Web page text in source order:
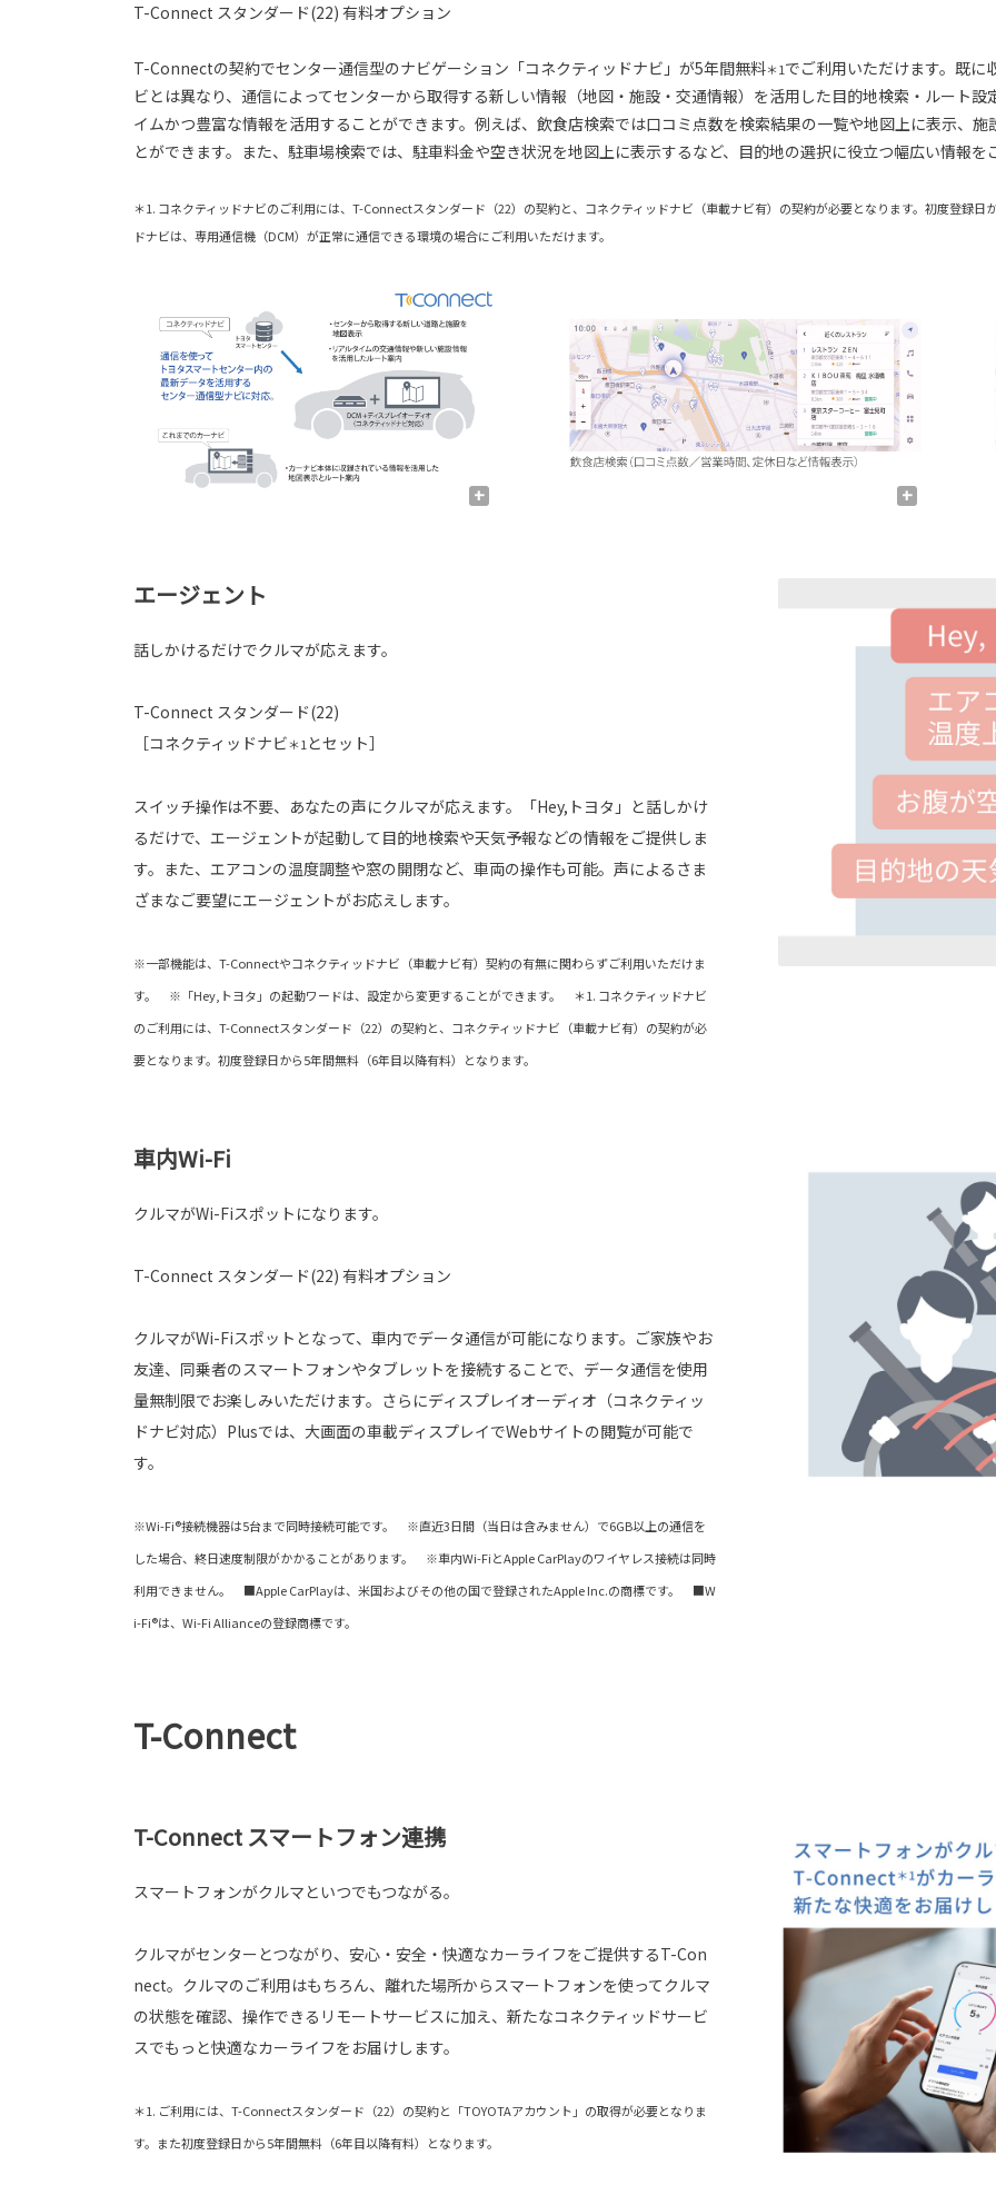
T-Connect スタンダード(22) 有料オプション
T-Connectの契約でセンター通信型のナビゲーション「コネクティッドナビ」が5年間無料＊1でご利用いただけます。既に
ビとは異なり、通信によってセンターから取得する新しい情報（地図・施設・交通情報）を活用した目的地検索・ルート設
イムかつ豊富な情報を活用することができます。例えば、飲食店検索では口コミ点数を検索結果の一覧や地図上に表示、
とができます。また、駐車場検索では、駐車料金や空き状況を地図上に表示するなど、目的地の選択に役立つ幅広い情報を
＊1. コネクティッドナビのご利用には、T-Connectスタンダード（22）の契約と、コネクティッドナビ（車載ナビ有）の契約が必要となります。初度登録
ドナビは、専用通信機（DCM）が正常に通信できる環境の場合にご利用いただけます。
+ +
エージェント
話しかけるだけでクルマが応えます。
T-Connect スタンダード(22)
［コネクティッドナビ＊1 とセット］
スイッチ操作は不要、あなたの声にクルマが応えます。「Hey,トヨタ」と話しかけ
るだけで、エージェントが起動して目的地検索や天気予報などの情報をご提供しま
す。また、エアコンの温度調整や窓の開閉など、車両の操作も可能。声によるさま
ざまなご要望にエージェントがお応えします。
※一部機能は、T-Connectやコネクティッドナビ（車載ナビ有）契約の有無に関わらずご利用いただけま
す。 ※「Hey,トヨタ」の起動ワードは、設定から変更することができます。 ＊1. コネクティッドナビ
のご利用には、T-Connectスタンダード（22）の契約と、コネクティッドナビ（車載ナビ有）の契約が必
要となります。初度登録日から5年間無料（6年目以降有料）となります。
車内Wi-Fi
クルマがWi-Fiスポットになります。
T-Connect スタンダード(22) 有料オプション
クルマがWi-Fiスポットとなって、車内でデータ通信が可能になります。ご家族やお
友達、同乗者のスマートフォンやタブレットを接続することで、データ通信を使用
量無制限でお楽しみいただけます。さらにディスプレイオーディオ（コネクティッ
ドナビ対応）Plusでは、大画面の車載ディスプレイでWebサイトの閲覧が可能で
す。
※Wi-Fi®接続機器は5台まで同時接続可能です。 ※直近3日間（当日は含みません）で6GB以上の通信を
した場合、終日速度制限がかかることがあります。 ※車内Wi-FiとApple CarPlayのワイヤレス接続は同時
利用できません。 ■Apple CarPlayは、米国およびその他の国で登録されたApple Inc.の商標です。 ■W
i-Fi®は、Wi-Fi Allianceの登録商標です。
T-Connect
T-Connect スマートフォン連携
スマートフォンがクルマといつでもつながる。
クルマがセンターとつながり、安心・安全・快適なカーライフをご提供するT-Con
nect。クルマのご利用はもちろん、離れた場所からスマートフォンを使ってクルマ
の状態を確認、操作できるリモートサービスに加え、新たなコネクティッドサービ
スでもっと快適なカーライフをお届けします。
＊1. ご利用には、T-Connectスタンダード（22）の契約と「TOYOTAアカウント」の取得が必要となりま
す。また初度登録日から5年間無料（6年目以降有料）となります。